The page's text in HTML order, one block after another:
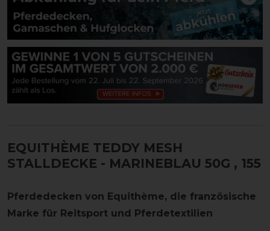
EQUITHÈME TEDDY MESH
STALLDECKE - MARINEBLAU 50G , 155
Pferdedecken von Equithème, die französische
Marke für Reitsport und Pferdetextilien